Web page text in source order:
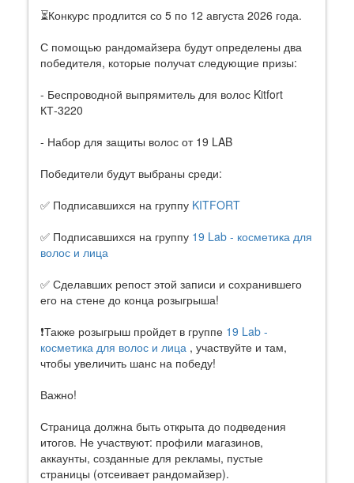
⏳Конкурс продлится со 5 по 12 августа 2026 года.
С помощью рандомайзера будут определены два
победителя, которые получат следующие призы:
- Беспроводной выпрямитель для волос Kitfort
КТ-3220
- Набор для защиты волос от 19 LAB
Победители будут выбраны среди:
✅ Подписавшихся на группу KITFORT
✅ Подписавшихся на группу 19 Lab - косметика для
волос и лица
✅ Сделавших репост этой записи и сохранившего
его на стене до конца розыгрыша!
❗Также розыгрыш пройдет в группе 19 Lab -
косметика для волос и лица , участвуйте и там,
чтобы увеличить шанс на победу!
Важно!
Страница должна быть открыта до подведения
итогов. Не участвуют: профили магазинов,
аккаунты, созданные для рекламы, пустые
страницы (отсеивает рандомайзер).